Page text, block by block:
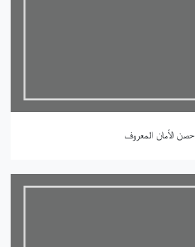
حصن الأمان المعروف